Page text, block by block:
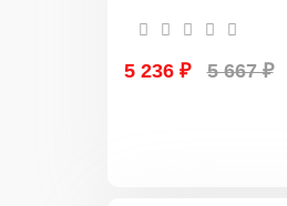
5 236 ₽ 5 667 ₽